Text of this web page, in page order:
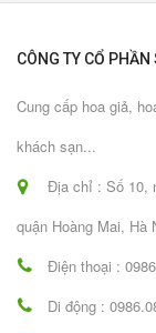
CÔNG TY CỔ
Cung cấp hoa giả,
khách sạn...
Địa chỉ : Số 10,
quận Hoàng Mai, Hà
Điện thoại :
Di động :